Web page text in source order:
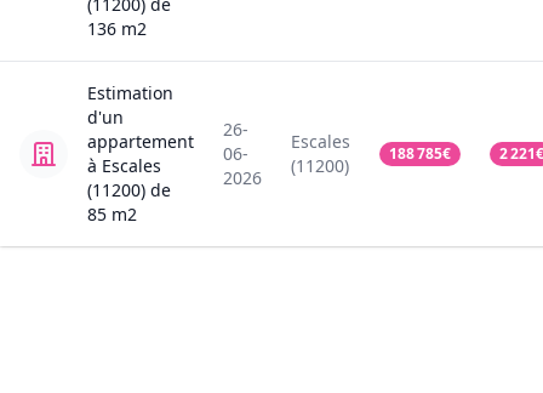
(11200) de
136 m2
Estimation
d'un
appartement
à Escales
(11200) de
85 m2
26-
06-
2026
Escales
(11200)
188 785€ 2 221€